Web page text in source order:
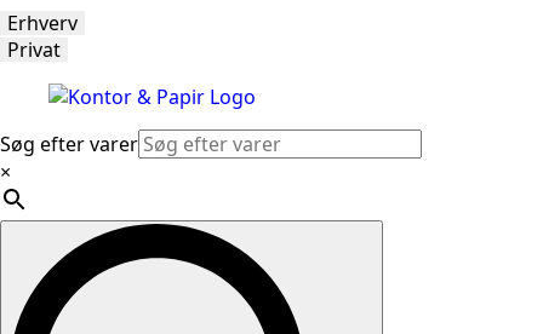
Erhverv
Privat
Søg efter varer
×